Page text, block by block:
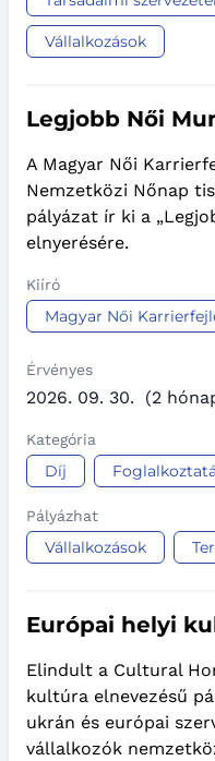
Vállalkozások
Legjobb Női
A Magyar Női
Nemzetközi Nőnap
pályázat ír ki a
elnyerésére.
Kiíró
Magyar Női
Érvényes
2026. 09. 30. (2
Kategória
Díj
Pályázhat
Vállalkozások
Európai helyi
Elindult a Cultural
kultúra elnevezésű
ukrán és európai
vállalkozók